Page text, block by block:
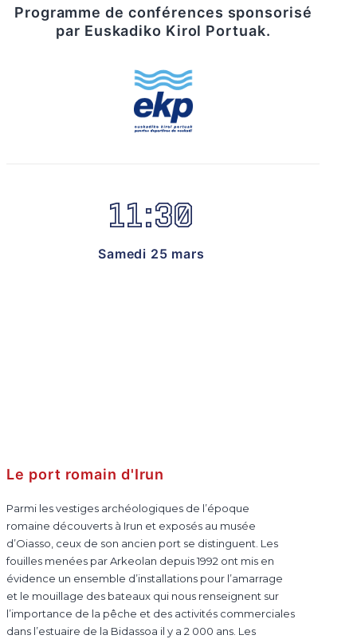
Programme de conférences sponsorisé
par Euskadiko Kirol Portuak.
11:30
Samedi 25 mars
Le port romain d'Irun
Parmi les vestiges archéologiques de l’époque
romaine découverts à Irun et exposés au musée
d’Oiasso, ceux de son ancien port se distinguent. Les
fouilles menées par Arkeolan depuis 1992 ont mis en
évidence un ensemble d’installations pour l’amarrage
et le mouillage des bateaux qui nous renseignent sur
l’importance de la pêche et des activités commerciales
dans l’estuaire de la Bidassoa il y a 2 000 ans. Les